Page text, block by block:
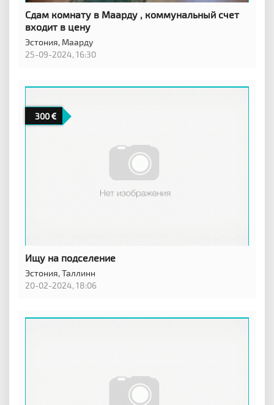
Сдам комнату в Маарду , коммунальный счет
входит в цену
Эстония, Маарду
25-09-2024, 16:30
300
Ищу на подселение
Эстония,Таллинн
20-02-2024, 18:06